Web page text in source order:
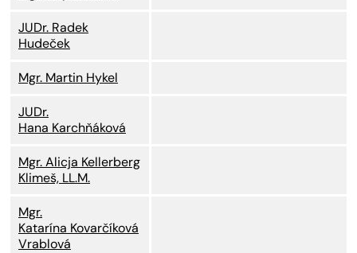
JUDr. Radek
Hudeček
Mgr. Martin Hykel
JUDr.
Hana Karchňáková
Mgr. Alicja Kellerberg
Klimeš, LL.M.
Mgr.
Katarína Kovarčíková
Vrablová